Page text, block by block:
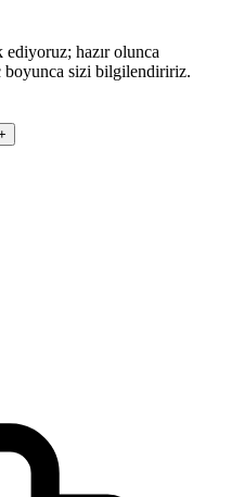
hazır olunca
boyunca sizi bilgilendiririz.